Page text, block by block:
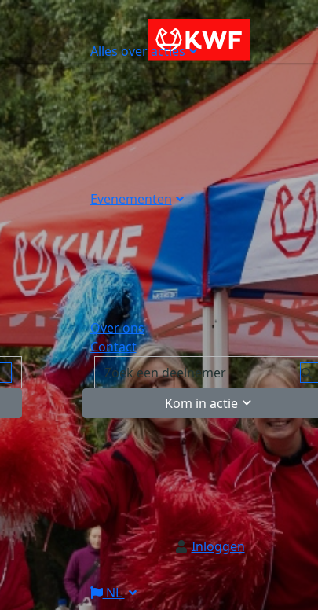
Alles over acties
Evenementen
Over ons
Contact
Kom in actie
Inloggen
NL